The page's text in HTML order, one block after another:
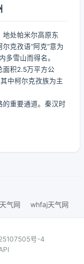
地处帕米尔高原东
克孜语“阿克”意为
多雪山而得名。
面积2.5万平方公
中柯尔克孜族为主
的重要通道。秦汉时
气网 whfaj天气网
号-4